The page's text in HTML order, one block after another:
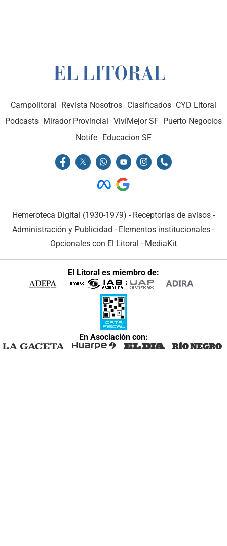
Campolitoral Revista Nosotros Clasificados CYD Litoral
Podcasts Mirador Provincial VivíMejor SF Puerto Negocios
Notife Educacion SF
Hemeroteca Digital (1930-1979) - Receptorías de avisos -
Administración y Publicidad - Elementos institucionales -
Opcionales con El Litoral - MediaKit
El Litoral es miembro de:
En Asociación con: